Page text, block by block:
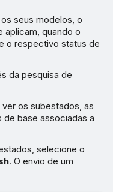
seus modelos, o
aplicam, quando o
o respectivo status de
da pesquisa de
os subestados, as
base associadas a
selecione o
. O envio de um